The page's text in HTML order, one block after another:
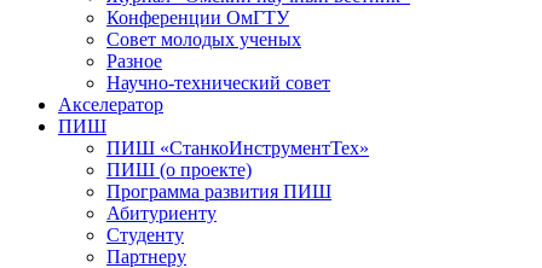
Конференции ОмГТУ
Совет молодых ученых
Разное
Научно-технический совет
Акселератор
ПИШ
ПИШ «СтанкоИнструментТех»
ПИШ (о проекте)
Программа развития ПИШ
Абитуриенту
Студенту
Партнеру